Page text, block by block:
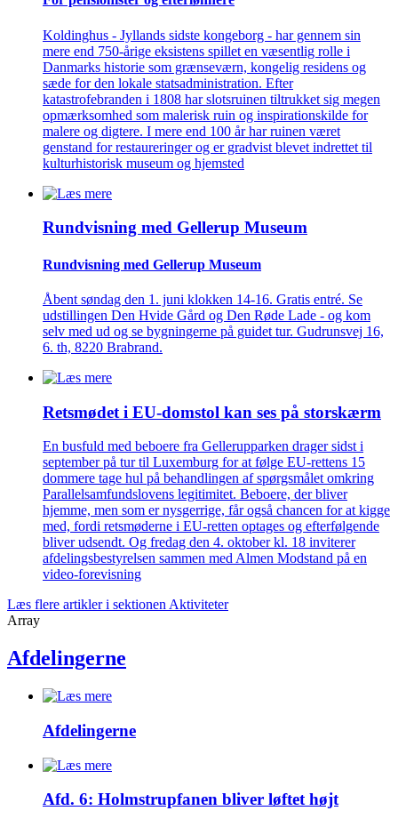
Koldinghus - Jyllands sidste kongeborg - har gennem sin
mere end 750-årige eksistens spillet en væsentlig rolle i
Danmarks historie som grænseværn, kongelig residens og
sæde for den lokale statsadministration. Efter
katastrofebranden i 1808 har slotsruinen tiltrukket sig megen
opmærksomhed som malerisk ruin og inspirationskilde for
malere og digtere. I mere end 100 år har ruinen været
genstand for restaureringer og er gradvist blevet indrettet til
kulturhistorisk museum og hjemsted
Rundvisning med Gellerup Museum
Rundvisning med Gellerup Museum
Åbent søndag den 1. juni klokken 14-16. Gratis entré. Se
udstillingen Den Hvide Gård og Den Røde Lade - og kom
selv med ud og se bygningerne på guidet tur. Gudrunsvej 16,
6. th, 8220 Brabrand.
Retsmødet i EU-domstol kan ses på storskærm
En busfuld med beboere fra Gellerupparken drager sidst i
september på tur til Luxemburg for at følge EU-rettens 15
dommere tage hul på behandlingen af spørgsmålet omkring
Parallelsamfundslovens legitimitet. Beboere, der bliver
hjemme, men som er nysgerrige, får også chancen for at kigge
med, fordi retsmøderne i EU-retten optages og efterfølgende
bliver udsendt. Og fredag den 4. oktober kl. 18 inviterer
afdelingsbestyrelsen sammen med Almen Modstand på en
video-forevisning
Læs flere artikler i sektionen Aktiviteter
Array
Afdelingerne
Afdelingerne
Afd. 6: Holmstrupfanen bliver løftet højt